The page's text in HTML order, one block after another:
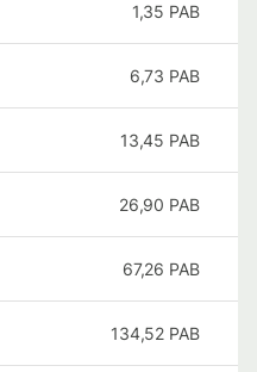
1,35 PAB
6,73 PAB
13,45 PAB
26,90 PAB
67,26 PAB
134,52 PAB